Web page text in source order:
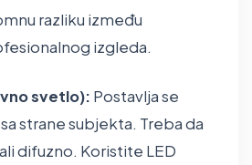
razliku između
izgleda.
svetlo): Postavlja se
strane subjekta. Treba da
difuzno. Koristite LED